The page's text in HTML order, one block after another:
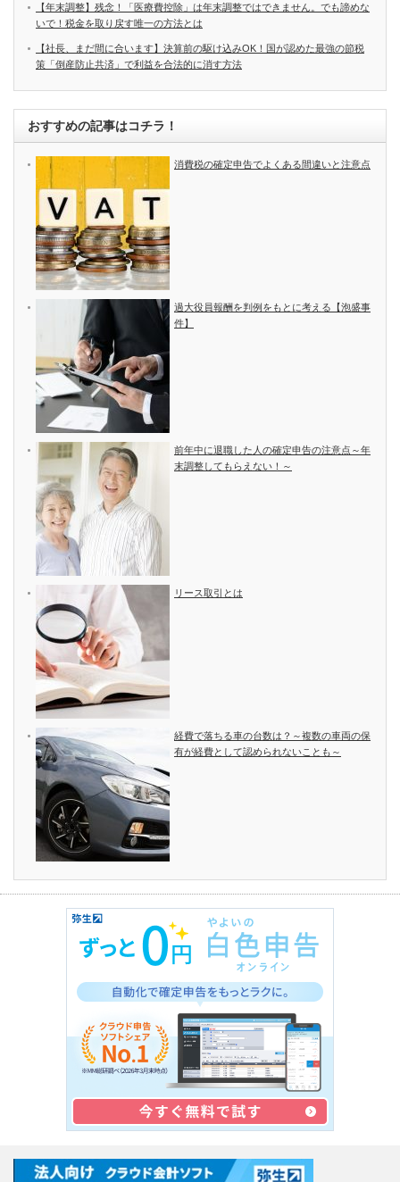
【年末調整】残念！「医療費控除」は年末調整ではできません。でも諦めな
いで！税金を取り戻す唯一の方法とは
【社長、まだ間に合います】決算前の駆け込みOK！国が認めた最強の節税
策「倒産防止共済」で利益を合法的に消す方法
おすすめの記事はコチラ！
消費税の確定申告でよくある間違いと注意点
過大役員報酬を判例をもとに考える【泡盛事
件】
前年中に退職した人の確定申告の注意点～年
末調整してもらえない！～
リース取引とは
経費で落ちる車の台数は？～複数の車両の保
有が経費として認められないことも～